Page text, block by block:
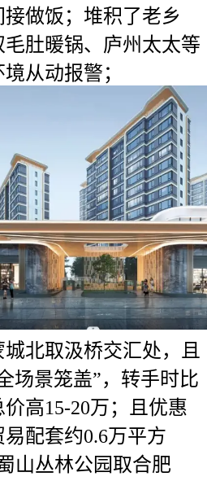
做饭；堆积了老乡
肚暖锅、庐州太太等
从动报警；
北取汲桥交汇处，且
场景笼盖”，转手时比
高15-20万；且优惠
配套约0.6万平方
山丛林公园取合肥